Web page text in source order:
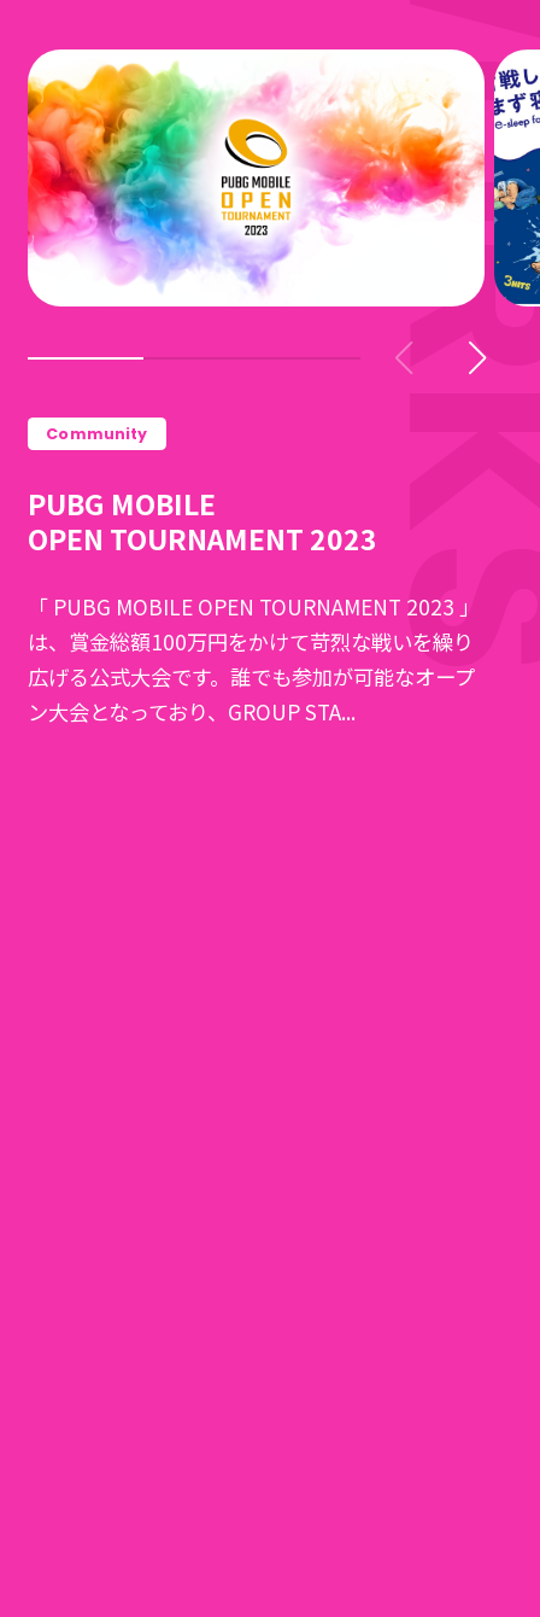
Community
PUBG MOBILE
OPEN TOURNAMENT 2023
「 PUBG MOBILE OPEN TOURNAMENT 2023 」
は、賞金総額100万円をかけて苛烈な戦いを繰り
広げる公式大会です。誰でも参加が可能なオープ
ン大会となっており、GROUP STA...